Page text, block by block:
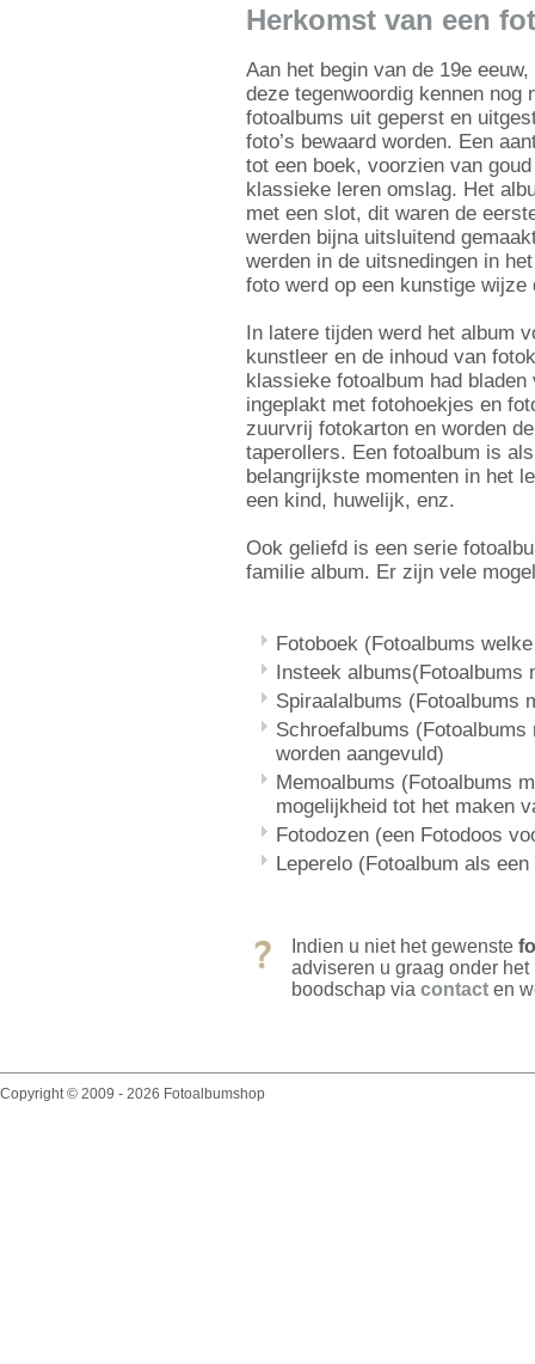
Herkomst van een
Aan het begin van de 19e
deze tegenwoordig kennen nog
fotoalbums uit geperst en
foto’s bewaard worden. Een
tot een boek, voorzien van
klassieke leren omslag. Het
met een slot, dit waren de
werden bijna uitsluitend
werden in de uitsnedingen in
foto werd op een kunstige
In latere tijden werd het album
kunstleer en de inhoud van
klassieke fotoalbum had
ingeplakt met fotohoekjes en
zuurvrij fotokarton en worden
taperollers. Een fotoalbum is
belangrijkste momenten in het
een kind, huwelijk, enz.
Ook geliefd is een serie
familie album. Er zijn vele
Fotoboek (Fotoalbums
Insteek albums(Fotoalbums
Spiraalalbums (Fotoalbums
Schroefalbums
worden aangevuld)
Memoalbums (Fotoalbums
mogelijkheid tot het maken
Fotodozen (een Fotodoos
Leperelo (Fotoalbum als
Indien u niet het gewenste
adviseren u graag onder
boodschap via contact en
Copyright © 2009 - 2026 Fotoalbumshop